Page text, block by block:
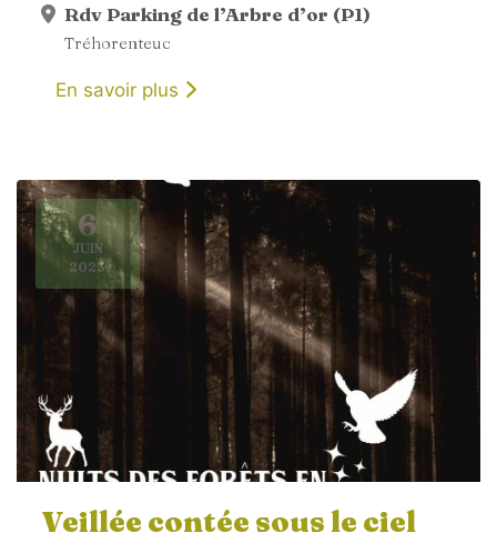
Rdv Parking de l’Arbre d’or (P1)
Tréhorenteuc
En savoir plus
6
JUIN
2025
Veillée contée sous le ciel